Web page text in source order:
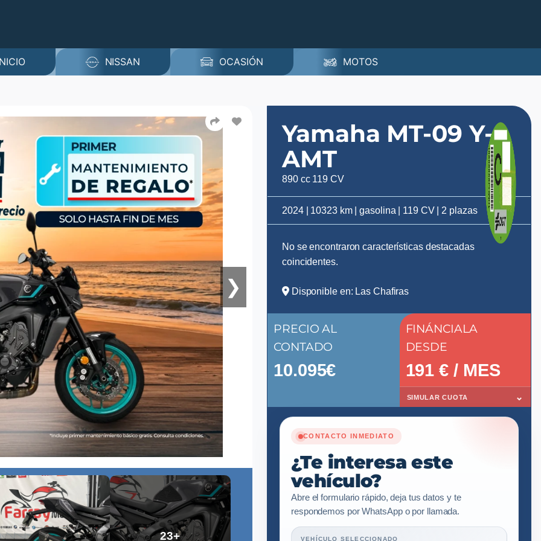
NISSAN OCASIÓN MOTOS
❯
23+
Yamaha MT-09 Y-
AMT
890 cc 119 CV
2024 | 10323 km | gasolina | 119 CV | 2 plazas
No se encontraron características destacadas
coincidentes.
Disponible en: Las Chafiras
PRECIO AL
CONTADO
10.095€
FINÁNCIALA
DESDE
191 € / MES
SIMULAR CUOTA ⌄
CONTACTO INMEDIATO
¿Te interesa este
vehículo?
Abre el formulario rápido, deja tus datos y te
respondemos por WhatsApp o por llamada.
VEHÍCULO SELECCIONADO